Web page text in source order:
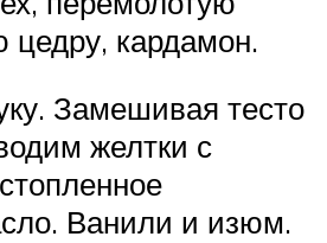
цедру, кардамон.
Замешивая тесто
желтки с
Ванили и изюм.